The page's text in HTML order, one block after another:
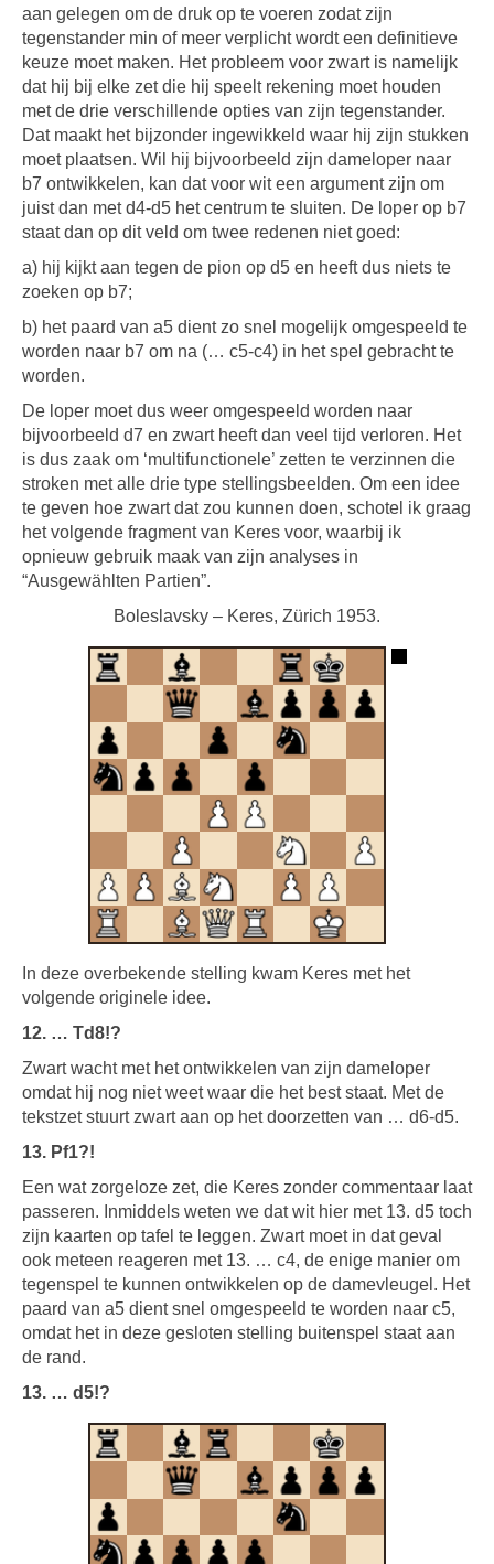
aan gelegen om de druk op te voeren zodat zijn
tegenstander min of meer verplicht wordt een definitieve
keuze moet maken. Het probleem voor zwart is namelijk
dat hij bij elke zet die hij speelt rekening moet houden
met de drie verschillende opties van zijn tegenstander.
Dat maakt het bijzonder ingewikkeld waar hij zijn stukken
moet plaatsen. Wil hij bijvoorbeeld zijn dameloper naar
b7 ontwikkelen, kan dat voor wit een argument zijn om
juist dan met d4-d5 het centrum te sluiten. De loper op b7
staat dan op dit veld om twee redenen niet goed:
a) hij kijkt aan tegen de pion op d5 en heeft dus niets te
zoeken op b7;
b) het paard van a5 dient zo snel mogelijk omgespeeld te
worden naar b7 om na (… c5-c4) in het spel gebracht te
worden.
De loper moet dus weer omgespeeld worden naar
bijvoorbeeld d7 en zwart heeft dan veel tijd verloren. Het
is dus zaak om ‘multifunctionele’ zetten te verzinnen die
stroken met alle drie type stellingsbeelden. Om een idee
te geven hoe zwart dat zou kunnen doen, schotel ik graag
het volgende fragment van Keres voor, waarbij ik
opnieuw gebruik maak van zijn analyses in
“Ausgewählten Partien”.
Boleslavsky – Keres, Zürich 1953.
In deze overbekende stelling kwam Keres met het
volgende originele idee.
12. … Td8!?
Zwart wacht met het ontwikkelen van zijn dameloper
omdat hij nog niet weet waar die het best staat. Met de
tekstzet stuurt zwart aan op het doorzetten van … d6-d5.
13. Pf1?!
Een wat zorgeloze zet, die Keres zonder commentaar laat
passeren. Inmiddels weten we dat wit hier met 13. d5 toch
zijn kaarten op tafel te leggen. Zwart moet in dat geval
ook meteen reageren met 13. … c4, de enige manier om
tegenspel te kunnen ontwikkelen op de damevleugel. Het
paard van a5 dient snel omgespeeld te worden naar c5,
omdat het in deze gesloten stelling buitenspel staat aan
de rand.
13. … d5!?